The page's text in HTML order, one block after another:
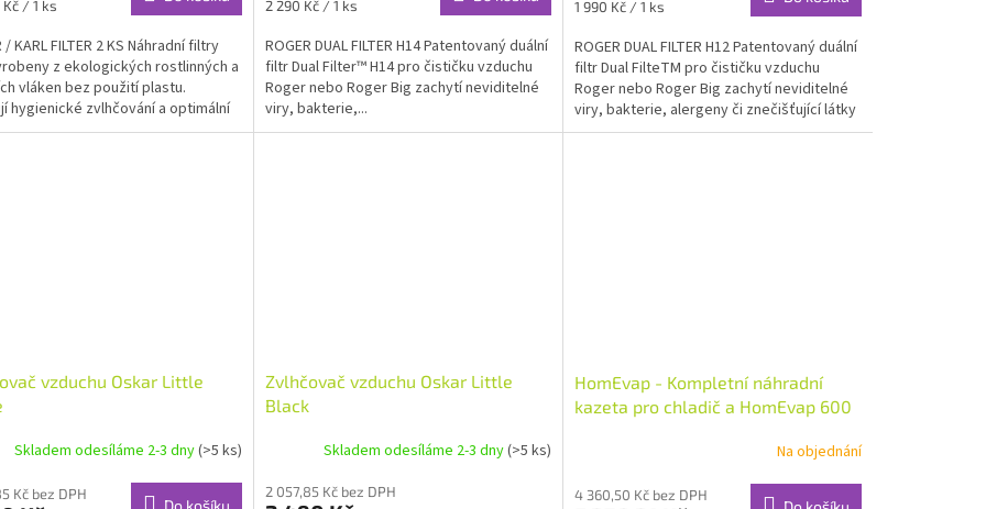
/ 1 ks
/ KARL FILTER 2 KS Náhradní filtry
z ekologických rostlinných a
vláken bez použití plastu.
hygienické zvlhčování a optimální
Měrná
2 290 Kč / 1 ks
ROGER DUAL FILTER H14 Patentovaný duální
filtr Dual Filter™ H14 pro čističku vzduchu
Roger nebo Roger Big zachytí neviditelné
viry, bakterie,...
Měrná
1 990 Kč / 1 ks
ROGER DUAL FILTER H12 Patentovaný duální
filtr Dual FilteTM pro čističku vzduchu
Roger nebo Roger Big zachytí neviditelné
viry, bakterie, alergeny či znečišťující látky
ve...
vzduchu Oskar Little
Skladem odesíláme 2-3 dny(>5 ks)
Kč bez DPH
Zvlhčovač vzduchu Oskar Little
Black
Skladem odesíláme 2-3 dny(>5 ks)
2 057,85 Kč bez DPH
HomEvap - Kompletní náhradní
kazeta pro chladič a HomEvap 600
Na objednání
4 360,50 Kč bez DPH